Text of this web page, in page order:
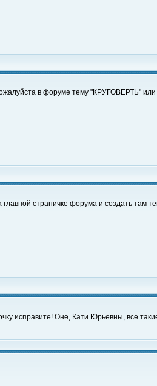
в форуме тему "КРУГОВЕРТЬ"
страничке форума и создать там
исправите! Оне, Кати Юрьевны, все